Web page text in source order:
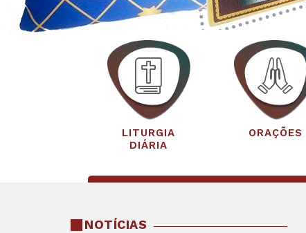
LITURGIA
DIÁRIA
ORAÇÕES
NOTÍCIAS